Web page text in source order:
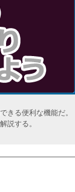
きる便利な機能だ。
説する。